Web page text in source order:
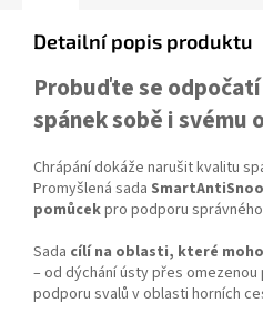
Detailní popis produktu
Probuďte se
spánek sobě i svému
Chrápání dokáže narušit kvalitu
Promyšlená sada
pomůcekpro podporu
Sada cílí na oblasti, které
– od dýchání ústy přes
podporu svalů v oblasti horních